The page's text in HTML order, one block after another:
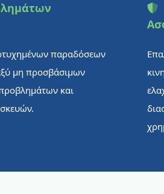
παραδόσεων
μη προσβάσιμων
και